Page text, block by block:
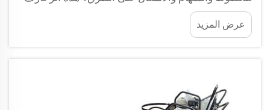
الملونة ضرورية جدًا لأماننا! فهي تساعد السائقين في
معرفة أي حارة يجب أن يكونوا فيها، متى يتوقفون عند
إشارة التوقف ومتى يتحولون...
عرض المزيد